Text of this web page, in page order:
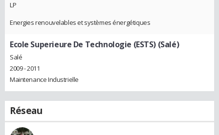
LP
Energies renouvelables et systèmes énergétiques
Ecole Superieure De Technologie (ESTS) (Salé)
Salé
2009 - 2011
Maintenance Industrielle
Réseau